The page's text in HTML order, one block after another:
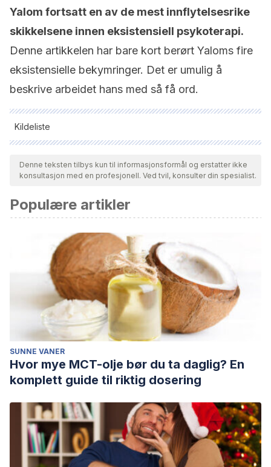
Yalom fortsatt en av de mest innflytelsesrike
skikkelsene innen eksistensiell psykoterapi.
Denne artikkelen har bare kort berørt Yaloms fire
eksistensielle bekymringer. Det er umulig å
beskrive arbeidet hans med så få ord.
Kildeliste
Alle siterte kilder ble grundig gjennomgått av teamet vårt for å
sikre deres kvalitet, pålitelighet, aktualitet og validitet.
Bibliografien i denne artikkelen ble betraktet som pålitelig og
Tobías, C y García-Valdecasas , J. (2009). Psicoterapias
humanístico-existenciales: Fundamentos filosóficos y
metodológicos. Asoc. Española de Nueropsiquiatría. Vol XXIX,
No.104, 437-453
Denne teksten tilbys kun til informasjonsformål og erstatter ikke
konsultasjon med en profesjonell. Ved tvil, konsulter din spesialist.
Populære artikler
SUNNE VANER
Hvor mye MCT-olje bør du ta daglig? En
komplett guide til riktig dosering